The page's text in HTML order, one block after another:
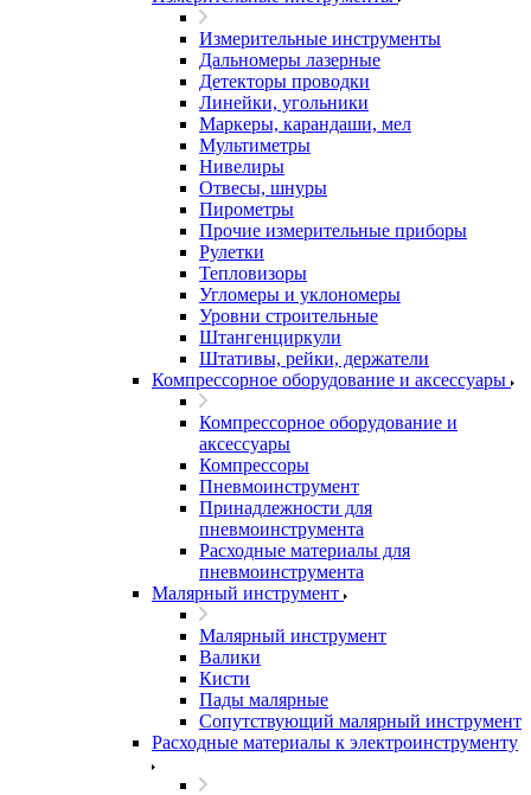
Измерительные инструменты
Дальномеры лазерные
Детекторы проводки
Линейки, угольники
Маркеры, карандаши, мел
Мультиметры
Нивелиры
Отвесы, шнуры
Пирометры
Прочие измерительные приборы
Рулетки
Тепловизоры
Угломеры и уклономеры
Уровни строительные
Штангенциркули
Штативы, рейки, держатели
Компрессорное оборудование и аксессуары
Компрессорное оборудование и
аксессуары
Компрессоры
Пневмоинструмент
Принадлежности для
пневмоинструмента
Расходные материалы для
пневмоинструмента
Малярный инструмент
Малярный инструмент
Валики
Кисти
Пады малярные
Сопутствующий малярный инструмент
Расходные материалы к электроинструменту